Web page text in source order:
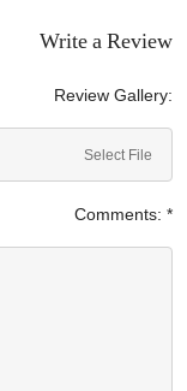
Write a Review
Review Gallery:
Select File
Comments: *